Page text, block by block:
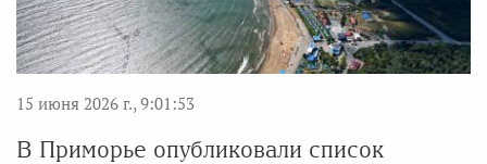
15 июня 2026 г., 9:01:53
В Приморье опубликовали список